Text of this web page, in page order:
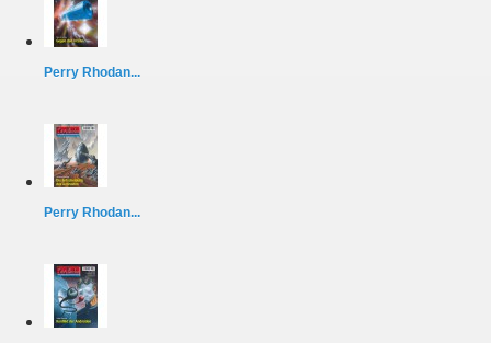
Perry Rhodan...
Perry Rhodan...